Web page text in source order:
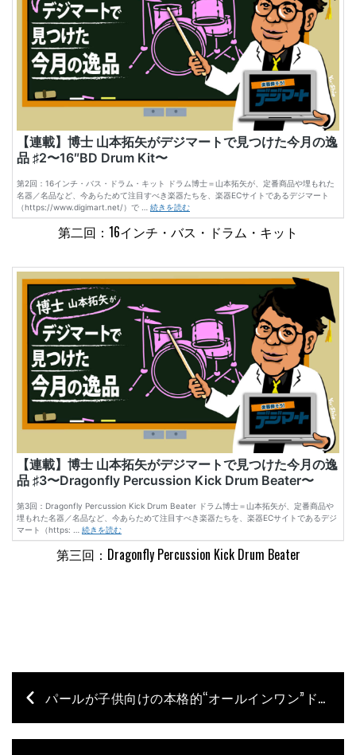
第二回：16インチ・バス・ドラム・キット
第三回：Dragonfly Percussion Kick Drum Beater
パールが子供向けの本格的“オールインワン”ドラム・セットを発売